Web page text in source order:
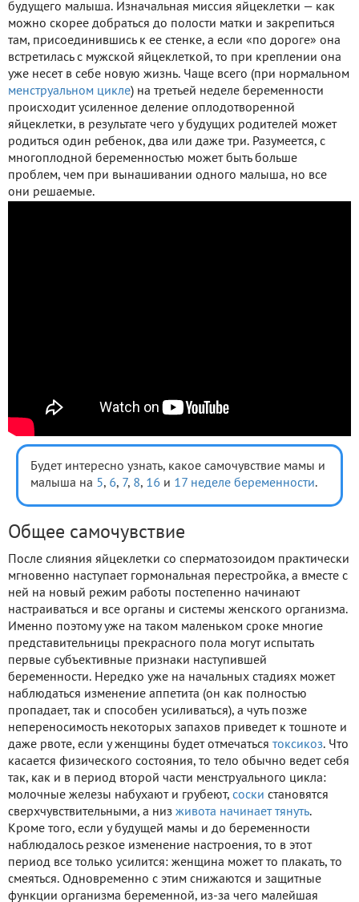
будущего малыша. Изначальная миссия яйцеклетки — как
можно скорее добраться до полости матки и закрепиться
там, присоединившись к ее стенке, а если «по дороге» она
встретилась с мужской яйцеклеткой, то при креплении она
уже несет в себе новую жизнь. Чаще всего (при нормальном
менструальном цикле) на третьей неделе беременности
происходит усиленное деление оплодотворенной
яйцеклетки, в результате чего у будущих родителей может
родиться один ребенок, два или даже три. Разумеется, с
многоплодной беременностью может быть больше
проблем, чем при вынашивании одного малыша, но все
они решаемые.
Будет интересно узнать, какое самочувствие мамы и
малыша на 5, 6, 7, 8, 16 и 17 неделе беременности.
Общее самочувствие
После слияния яйцеклетки со сперматозоидом практически
мгновенно наступает гормональная перестройка, а вместе с
ней на новый режим работы постепенно начинают
настраиваться и все органы и системы женского организма.
Именно поэтому уже на таком маленьком сроке многие
представительницы прекрасного пола могут испытать
первые субъективные признаки наступившей
беременности. Нередко уже на начальных стадиях может
наблюдаться изменение аппетита (он как полностью
пропадает, так и способен усиливаться), а чуть позже
непереносимость некоторых запахов приведет к тошноте и
даже рвоте, если у женщины будет отмечаться токсикоз. Что
касается физического состояния, то тело обычно ведет себя
так, как и в период второй части менструального цикла:
молочные железы набухают и грубеют, соски становятся
сверхчувствительными, а низ живота начинает тянуть.
Кроме того, если у будущей мамы и до беременности
наблюдалось резкое изменение настроения, то в этот
период все только усилится: женщина может то плакать, то
смеяться. Одновременно с этим снижаются и защитные
функции организма беременной, из-за чего малейшая